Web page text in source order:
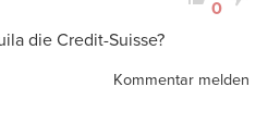
0
die Credit-Suisse?
Kommentar melden